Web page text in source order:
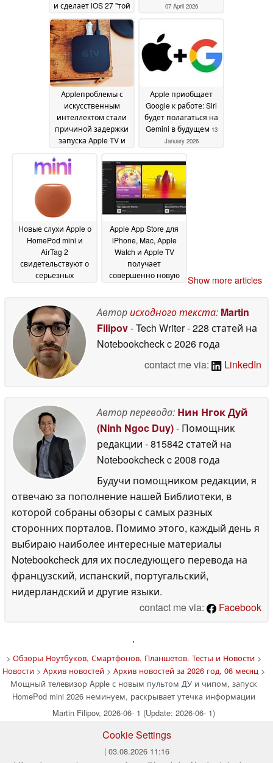
и сделает iOS 27 "той
23 April 2026
07 April 2026
Appleпроблемы с
искусственным
интеллектом стали
причиной задержки
запуска Apple TV и
Apple приобщает
Google к работе: Siri
будет полагаться на
Gemini в будущем 13
January 2026
Новые слухи Apple о
HomePod mini и
AirTag 2
свидетельствуют о
серьезных
раньше времени
December 2025
Apple App Store для
iPhone, Mac, Apple
Watch и Apple TV
получает
совершенно новую
Show more articles
Авторисходного текста: Martin
Filipov- Tech Writer- 228 статей на
Notebookcheckc 2026 года
contact me via:
LinkedIn
Автор перевода: Нин Нгок Дуй
(Ninh Ngoc Duy)- Помощник
редакции - 815842 статей на
Notebookcheckc 2008 года
Будучи помощником редакции, я
отвечаю за пополнение нашей Библиотеки, в
которой собраны обзоры с самых разных
сторонних порталов. Помимо этого, каждый день я
выбираю наиболее интересные материалы
Notebookcheck для их последующего перевода на
французский, испанский, португальский,
нидерландский и другие языки.
contact me via:
Facebook
'
> Обзоры Ноутбуков, Смартфонов, Планшетов. Тесты и Новости>
Новости> Архив новостей> Архив новостей за 2026 год, 06 месяц>
Мощный телевизор Apple с новым пультом ДУ и чипом, запуск
HomePod mini 2026 неминуем, раскрывает утечка информации
Martin Filipov, 2026-06- 1 (Update: 2026-06- 1)
Cookie Settings
| 03.08.2026 11:16